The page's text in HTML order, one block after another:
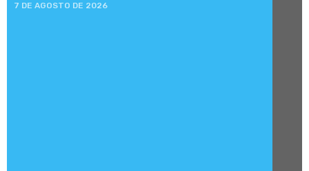
7 DE AGOSTO DE 2026